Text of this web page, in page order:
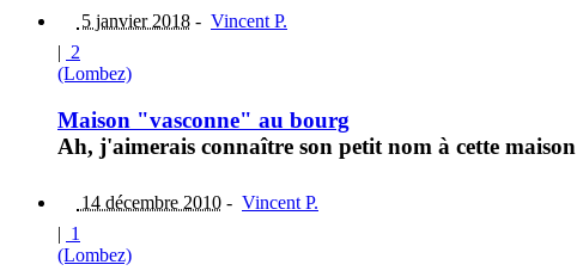
5 janvier 2018 - Vincent P.
| 2
(Lombez)
Maison "vasconne" au bourg
Ah, j'aimerais connaître son petit nom à cette
14 décembre 2010 - Vincent P.
| 1
(Lombez)